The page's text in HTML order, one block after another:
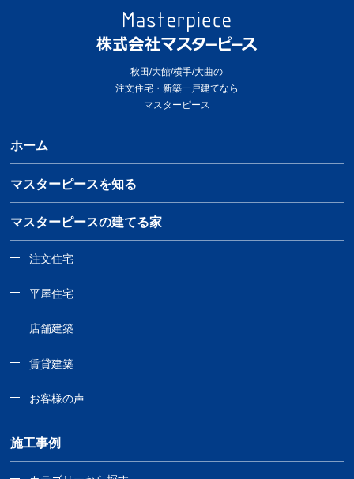
秋田/大館/横手/大曲の
注文住宅・新築一戸建てなら
マスターピース
ホーム
マスターピースを知る
マスターピースの建てる家
注文住宅
平屋住宅
店舗建築
賃貸建築
お客様の声
施工事例